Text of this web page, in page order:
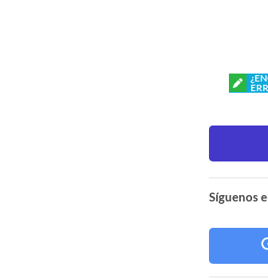
Síguenos